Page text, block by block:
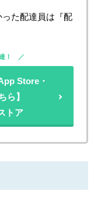
た配達員は『配
！
Store・
ら】
トア